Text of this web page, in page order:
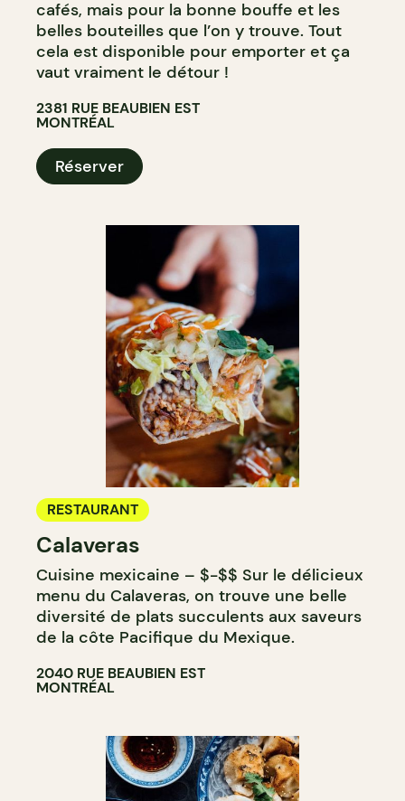
cafés, mais pour la bonne bouffe et les
belles bouteilles que l’on y trouve. Tout
cela est disponible pour emporter et ça
vaut vraiment le détour !
2381 RUE BEAUBIEN EST
MONTRÉAL
Réserver
RESTAURANT
Calaveras
Cuisine mexicaine – $-$$ Sur le délicieux
menu du Calaveras, on trouve une belle
diversité de plats succulents aux saveurs
de la côte Pacifique du Mexique.
2040 RUE BEAUBIEN EST
MONTRÉAL